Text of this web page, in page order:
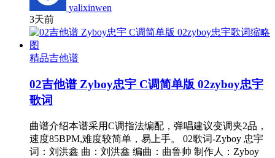
yalixinwen
3天前
精品吉他谱
02吉他谱 Zyboy忠宇 C调简单版 02zyboy忠宇
歌词
曲谱介绍本谱采用C调指法编配，弹唱建议变调夹2品，
速度85BPM,难度较简单，易上手。 02歌词-Zyboy 忠宇
词：刘洪鑫 曲：刘洪鑫 编曲：曲鲁帅 制作人：Zyboy